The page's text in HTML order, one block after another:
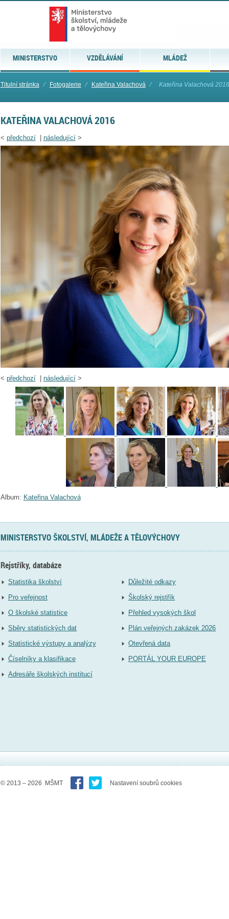
MINISTERSTVO VZDĚLÁVÁNÍ MLÁDEŽ
Titulní stránka ⁄ Fotogalerie ⁄ Kateřina Valachová ⁄ Kateřina Valachová
KATEŘINA VALACHOVÁ 2016
< předchozí| následující>
< předchozí| následující>
Album: Kateřina Valachová
MINISTERSTVO ŠKOLSTVÍ, MLÁDEŽE A TĚLOVÝCHOVY
Rejstříky, databáze
Statistika školství
Pro veřejnost
O školské statistice
Sběry statistických dat
Statistické výstupy a analýzy
Číselníky a klasifikace
Adresáře školských institucí
Důležité odkazy
Školský rejstřík
Přehled vysokých škol
Plán veřejných zakázek 2026
Otevřená data
PORTÁL YOUR EUROPE
© 2013 – 2026 MŠMT Nastavení soubrů cookies